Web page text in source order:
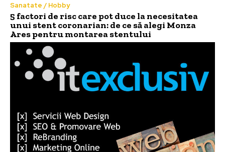
Sanatate / Hobby
5 factori de risc care pot duce la necesitatea
unui stent coronarian: de ce să alegi Monza
Ares pentru montarea stentului